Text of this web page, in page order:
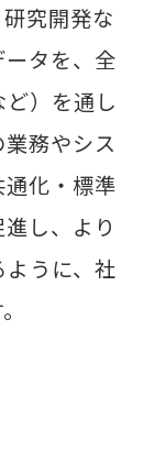
究開発な
タを、全
）を通し
務やシス
化・標準
し、より
うに、社